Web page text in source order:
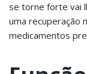
se torne forte vai
uma recuperação
medicamentos